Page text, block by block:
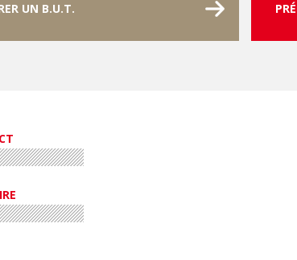
UN B.U.T.